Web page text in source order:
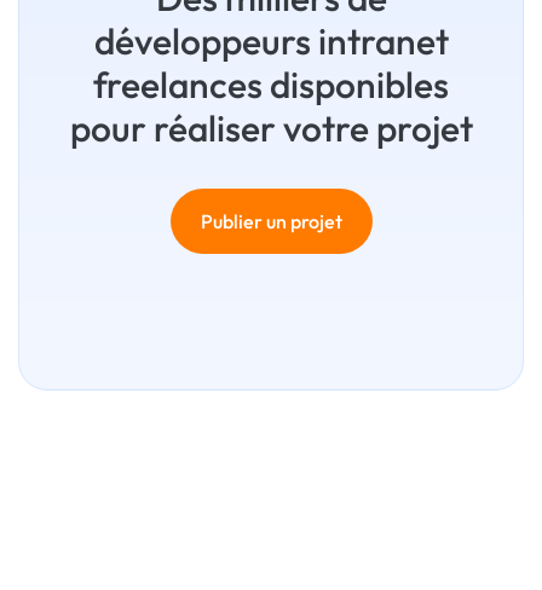
développeurs intranet
freelances disponibles
pour réaliser votre projet
Publier un projet